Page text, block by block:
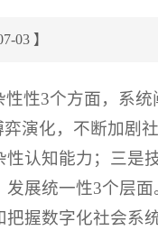
03 】
性3个方面，系
演化，不断加剧
认知能力；三是
展统一性3个层
握数字化社会系